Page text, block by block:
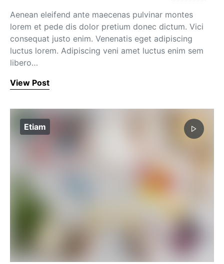
Aenean eleifend ante maecenas pulvinar montes
lorem et pede dis dolor pretium donec dictum. Vici
consequat justo enim. Venenatis eget adipiscing
luctus lorem. Adipiscing veni amet luctus enim sem
libero…
View Post
Etiam